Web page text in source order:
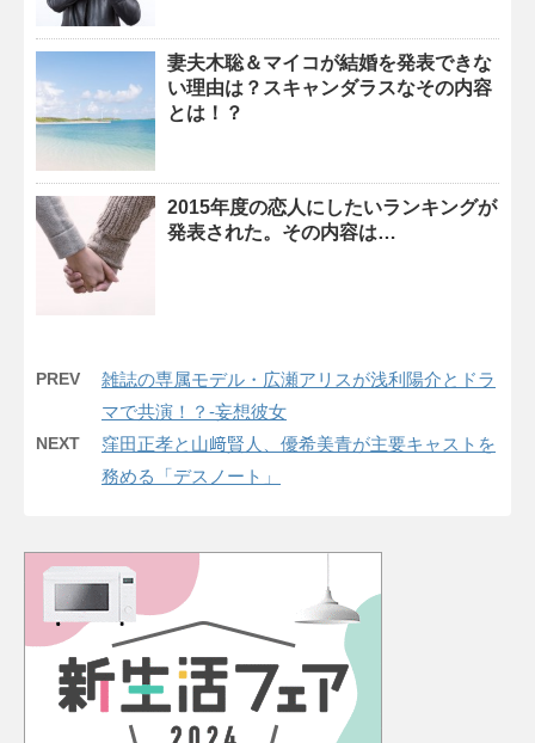
妻夫木聡＆マイコが結婚を発表できな
い理由は？スキャンダラスなその内容
とは！？
2015年度の恋人にしたいランキングが
発表された。その内容は…
PREV
雑誌の専属モデル・広瀬アリスが浅利陽介とドラ
マで共演！？-妄想彼女
NEXT
窪田正孝と山﨑賢人、優希美青が主要キャストを
務める「デスノート」